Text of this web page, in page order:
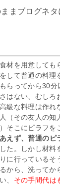
まブログネ
材を用意しても
して普通の料理
らってから30分
はない、むしろ
級な料理は作れ
（その友人の知
そこにピラフを
あえず、普通のピ
た。しかし材料
に行っているそ
から、洗ってか
、 その手間代は